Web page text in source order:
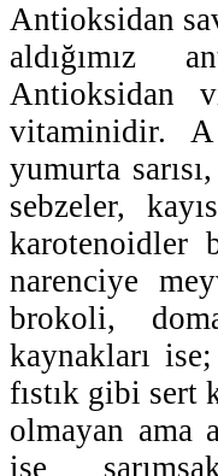
Antioksidan
aldığımız
Antioksidan
vitaminidir.
yumurta
sebzeler,
karotenoidler
narenciye
brokoli,
kaynakları
fıstık gibi sert
olmayan ama
ise